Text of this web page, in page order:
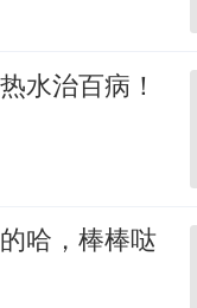
水治百病！
哈，棒棒哒